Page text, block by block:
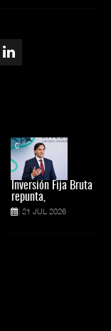
Inversión Fija Bruta
repunta,
21 JUL 2026